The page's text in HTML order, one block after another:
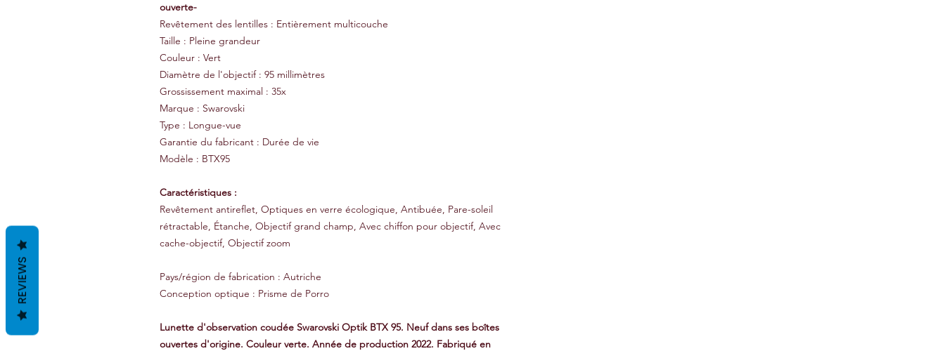
ouverte-
Revêtement des lentilles : Entièrement multicouche
Taille : Pleine grandeur
Couleur : Vert
Diamètre de l'objectif : 95 millimètres
Grossissement maximal : 35x
Marque : Swarovski
Type : Longue-vue
Garantie du fabricant : Durée de vie
Modèle : BTX95
Caractéristiques :
Revêtement antireflet, Optiques en verre écologique, Antibuée, Pare-soleil
rétractable, Étanche, Objectif grand champ, Avec chiffon pour objectif, Avec
cache-objectif, Objectif zoom
Pays/région de fabrication : Autriche
Conception optique : Prisme de Porro
Lunette d'observation coudée Swarovski Optik BTX 95. Neuf dans ses boîtes
ouvertes d'origine. Couleur verte. Année de production 2022. Fabriqué en
REVIEWS